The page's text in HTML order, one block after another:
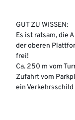
GUT ZU WISSEN:
Es ist ratsam, die
der oberen
frei!
Ca. 250 m vom
Zufahrt vom
ein